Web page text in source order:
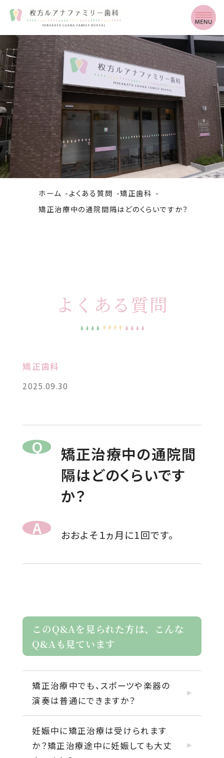
ホーム よくある質問
矯正歯科
矯正治療中の通院間隔はどのくらいですか？
よくある質問
矯正歯科
2025.09.30
矯正治療中の通院間
隔はどのくらいです
か？
おおよそ１ヵ月に1回です。
このQ&Aを見られた方は、こんな
Q&Aも見ています
矯正治療中でも、スポーツや楽器の
演奏は普通にできますか？
妊娠中に矯正治療は受けられます
か？矯正治療途中に妊娠しても大丈